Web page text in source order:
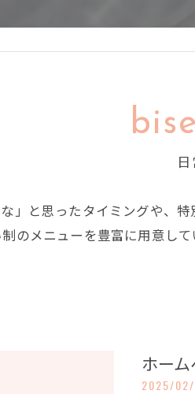
な」と思ったタイミングや、
のメニューを豊富に用意し
ホー
2025/02/